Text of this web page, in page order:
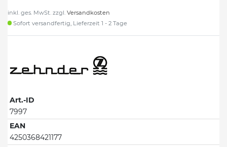
inkl. ges. MwSt. zzgl. Versandkosten
Sofort versandfertig, Lieferzeit 1 - 2 Tage
Art.-ID
7997
EAN
4250368421177